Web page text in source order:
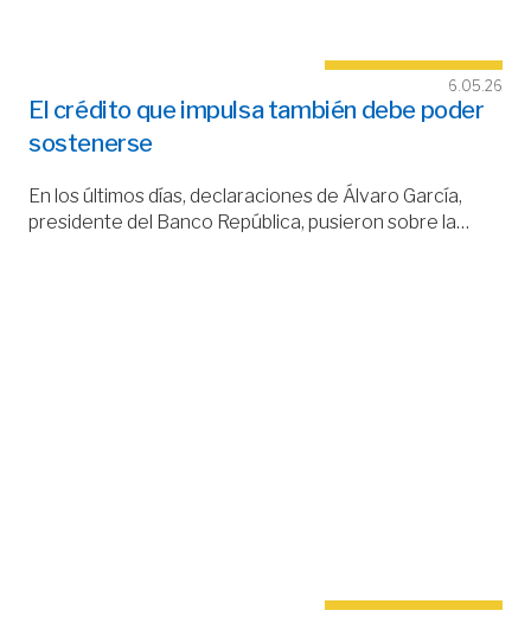
6.05.26
El crédito que impulsa también debe poder
sostenerse
En los últimos días, declaraciones de Álvaro García,
presidente del Banco República, pusieron sobre la…